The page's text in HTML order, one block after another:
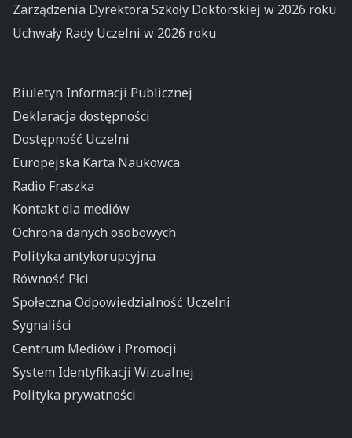
Zarządzenia Dyrektora Szkoły Doktorskiej w 2026 roku
Uchwały Rady Uczelni w 2026 roku
Biuletyn Informacji Publicznej
Deklaracja dostępności
Dostępność Uczelni
Europejska Karta Naukowca
Radio Fraszka
Kontakt dla mediów
Ochrona danych osobowych
Polityka antykorupcyjna
Równość Płci
Społeczna Odpowiedzialność Uczelni
Sygnaliści
Centrum Mediów i Promocji
System Identyfikacji Wizualnej
Polityka prywatności